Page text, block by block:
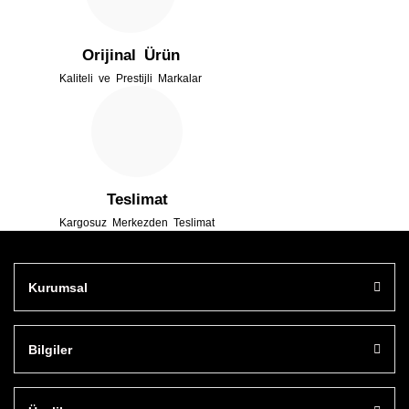
Orijinal Ürün
Kaliteli ve Prestijli Markalar
Teslimat
Kargosuz Merkezden Teslimat
Kurumsal
Bilgiler